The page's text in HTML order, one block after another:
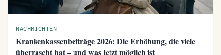
NACHRICHTEN
Krankenkassenbeiträge 2026: Die Erhöhung, die viele
überrascht hat – und was jetzt möglich ist